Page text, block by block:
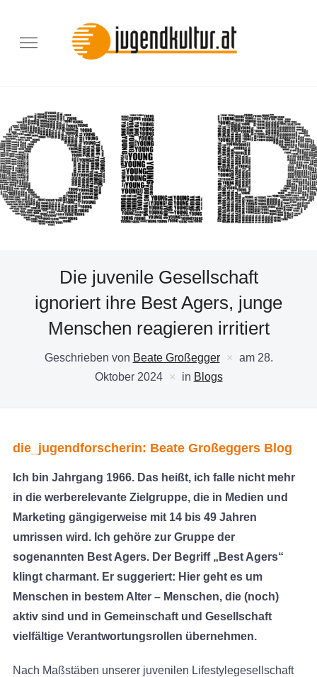
Die juvenile Gesellschaft
ignoriert ihre Best Agers, junge
Menschen reagieren irritiert
Geschrieben von Beate Großegger am 28.
Oktober 2024
in Blogs
die_jugendforscherin: Beate Großeggers Blog
Ich bin Jahrgang 1966. Das heißt, ich falle nicht mehr
in die werberelevante Zielgruppe, die in Medien und
Marketing gängigerweise mit 14 bis 49 Jahren
umrissen wird. Ich gehöre zur Gruppe der
sogenannten Best Agers. Der Begriff „Best Agers“
klingt charmant. Er suggeriert: Hier geht es um
Menschen in bestem Alter – Menschen, die (noch)
aktiv sind und in Gemeinschaft und Gesellschaft
vielfältige Verantwortungsrollen übernehmen.
Nach Maßstäben unserer juvenilen Lifestylegesellschaft